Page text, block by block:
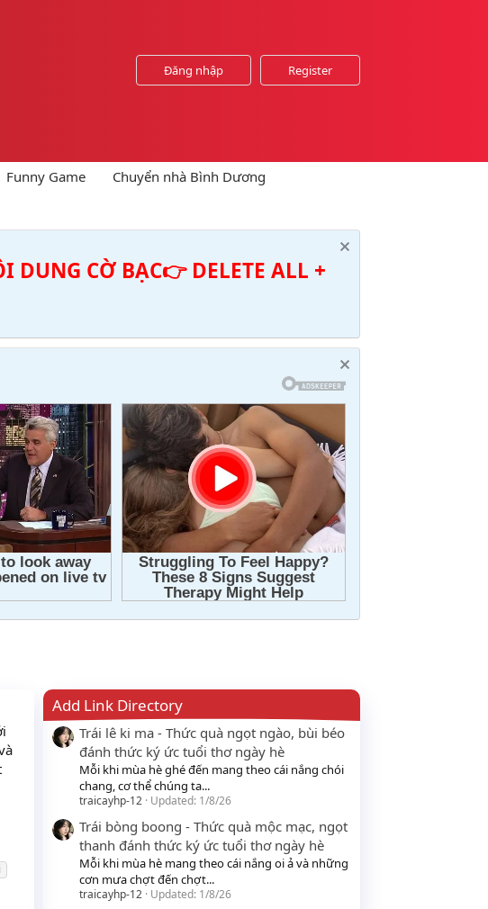
Đăng nhập Register
Funny Game Chuyển nhà Bình Dương
DUNG CỜ BẠC👉 DELETE ALL +
Add Link Directory
Trái lê ki ma - Thức quà ngọt ngào, bùi béo
đánh thức ký ức tuổi thơ ngày hè
Mỗi khi mùa hè ghé đến mang theo cái nắng chói
chang, cơ thể chúng ta...
traicayhp-12 Updated: 1/8/26
Trái bòng boong - Thức quà mộc mạc, ngọt
thanh đánh thức ký ức tuổi thơ ngày hè
Mỗi khi mùa hè mang theo cái nắng oi ả và những
cơn mưa chợt đến chợt...
traicayhp-12 Updated: 1/8/26